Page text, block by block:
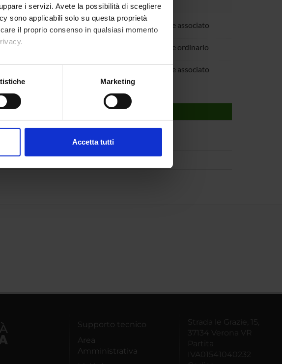
i servizi. Avete la possibilità di scegliere
sono applicabili solo su questa proprietà
il proprio consenso in qualsiasi momento
di qualche metro,
sui cookie.
Marketing
Accetta tutti
Silvia Lampis Professore associato
Professore ordinario
Professore associato
cultivation, applied plant biology
Supporto tecnico
Area
Amministrativa
Strada le Grazie, 15,
37134 Verona VR
Partita
IVA01541040232